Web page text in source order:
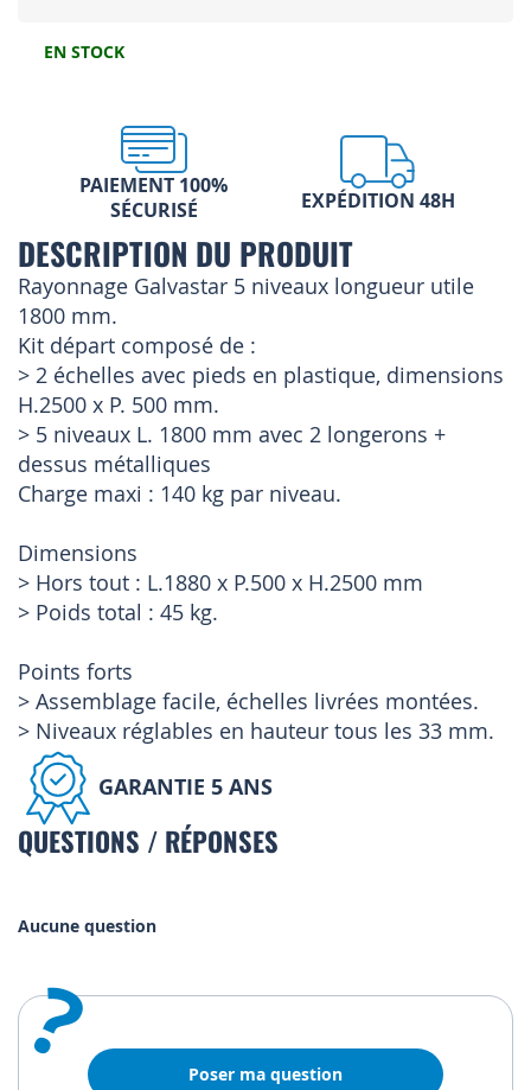
EN STOCK
PAIEMENT 100%
SÉCURISÉ
EXPÉDITION 48H
DESCRIPTION DU PRODUIT
Rayonnage Galvastar 5 niveaux longueur utile
1800 mm.
Kit départ composé de :
> 2 échelles avec pieds en plastique, dimensions
H.2500 x P. 500 mm.
> 5 niveaux L. 1800 mm avec 2 longerons +
dessus métalliques
Charge maxi : 140 kg par niveau.
Dimensions
> Hors tout : L.1880 x P.500 x H.2500 mm
> Poids total : 45 kg.
Points forts
> Assemblage facile, échelles livrées montées.
> Niveaux réglables en hauteur tous les 33 mm.
GARANTIE 5 ANS
QUESTIONS / RÉPONSES
Aucune question
? Poser ma question